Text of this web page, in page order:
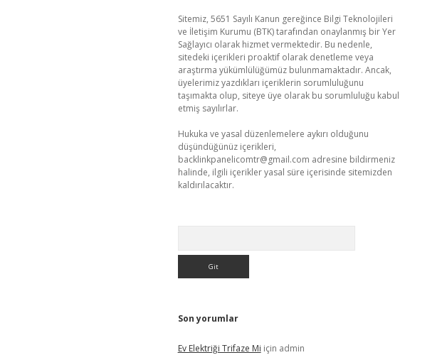
Sitemiz, 5651 Sayılı Kanun gereğince Bilgi Teknolojileri
ve İletişim Kurumu (BTK) tarafından onaylanmış bir Yer
Sağlayıcı olarak hizmet vermektedir. Bu nedenle,
sitedeki içerikleri proaktif olarak denetleme veya
araştırma yükümlülüğümüz bulunmamaktadır. Ancak,
üyelerimiz yazdıkları içeriklerin sorumluluğunu
taşımakta olup, siteye üye olarak bu sorumluluğu kabul
etmiş sayılırlar.
Hukuka ve yasal düzenlemelere aykırı olduğunu
düşündüğünüz içerikleri,
backlinkpanelicomtr@gmail.com adresine bildirmeniz
halinde, ilgili içerikler yasal süre içerisinde sitemizden
kaldırılacaktır.
Son yorumlar
Ev Elektriği Trifaze Mi için admin